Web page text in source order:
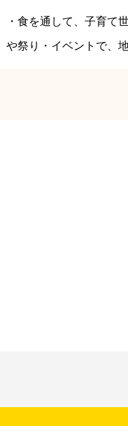
・食を通して、子育て
や祭り・イベントで、